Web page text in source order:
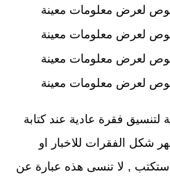
لعرض معلومات معينة
لعرض معلومات معينة
لعرض معلومات معينة
لعرض معلومات معينة
لتنسيق فقرة عادية عند كتابة
شكل الفقرات للاخبار او
ستكتب , لا تنسى هذه عبارة عن